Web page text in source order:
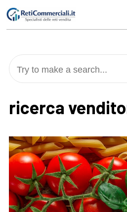
to
content
Try to make a search...
ricerca